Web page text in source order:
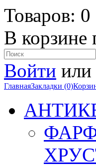
Товаров:
В корзине
Войти или
ГлавнаяЗакладки (0)